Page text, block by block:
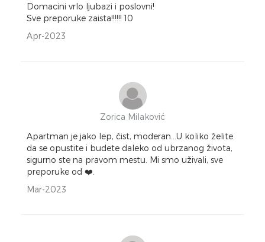
Domacini vrlo ljubazi i poslovni!
Sve preporuke zaista!!!!!! 10
Apr-2023
Zorica Milaković
Apartman je jako lep, čist, moderan...U koliko želite
da se opustite i budete daleko od ubrzanog života,
sigurno ste na pravom mestu. Mi smo uživali, sve
preporuke od ❤️.
Mar-2023